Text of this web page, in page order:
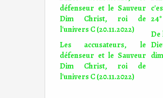
Les accusateurs, le
défenseur et le Sauveur
Dim Christ, roi de
l'univers C (20.11.2022)
De